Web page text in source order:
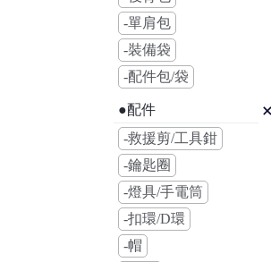
-單肩包
-裝備袋
-配件包/袋
●配件
-救援剪/工具鉗
-鑰匙圈
-燈具/手電筒
-扣環/D環
-帽